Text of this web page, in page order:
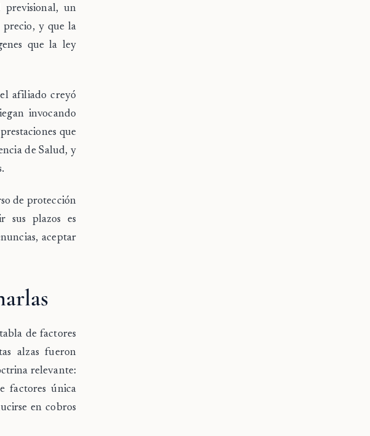
, un
precio, y que la
que la ley
afiliado creyó
invocando
que
de Salud, y
de protección
sus plazos es
aceptar
de factores
alzas fueron
relevante:
factores única
en cobros